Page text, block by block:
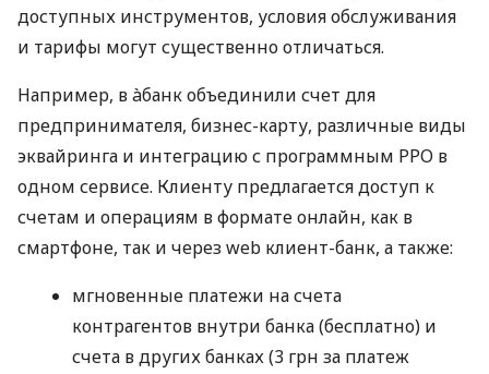
доступных инструментов, условия обслуживания
и тарифы могут существенно отличаться.
Например, в àбанк объединили счет для
предпринимателя, бизнес-карту, различные виды
эквайринга и интеграцию с программным РРО в
одном сервисе. Клиенту предлагается доступ к
счетам и операциям в формате онлайн, как в
смартфоне, так и через web клиент-банк, а также:
мгновенные платежи на счета
контрагентов внутри банка (бесплатно) и
счета в других банках (3 грн за платеж